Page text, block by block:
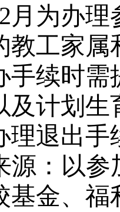
月为办
教工家
手续时
及计划
理退出手
源：以
基金、